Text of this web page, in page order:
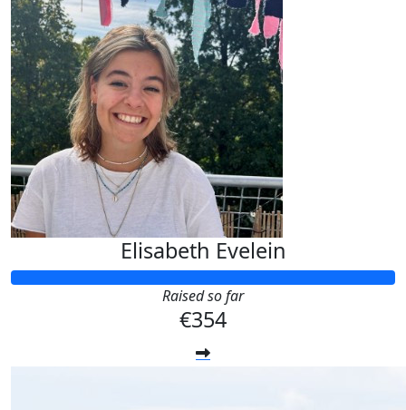
Elisabeth Evelein
Raised so far
€354